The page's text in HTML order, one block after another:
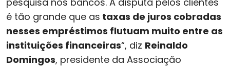
é tão grande que as taxas de juros cobradas
nesses empréstimos flutuam muito entre as
instituições financeiras“, diz Reinaldo
Domingos, presidente da Associação